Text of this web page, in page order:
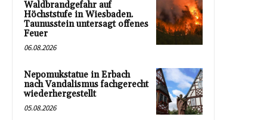
Waldbrandgefahr auf
Höchststufe in Wiesbaden.
Taunusstein untersagt offenes
Feuer
06.08.2026
Nepomukstatue in Erbach
nach Vandalismus fachgerecht
wiederhergestellt
05.08.2026